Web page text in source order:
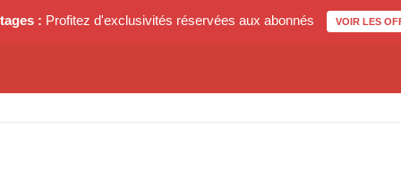
: Profitez d'exclusivités réservées aux abonnés VOIR LES